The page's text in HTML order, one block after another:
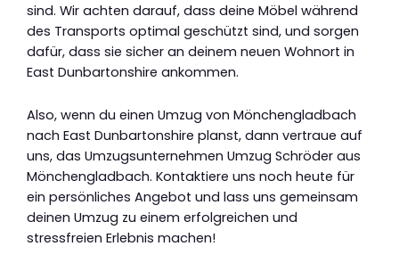
sind. Wir achten darauf, dass deine Möbel während
des Transports optimal geschützt sind, und sorgen
dafür, dass sie sicher an deinem neuen Wohnort in
East Dunbartonshire ankommen.
Also, wenn du einen Umzug von Mönchengladbach
nach East Dunbartonshire planst, dann vertraue auf
uns, das Umzugsunternehmen Umzug Schröder aus
Mönchengladbach. Kontaktiere uns noch heute für
ein persönliches Angebot und lass uns gemeinsam
deinen Umzug zu einem erfolgreichen und
stressfreien Erlebnis machen!